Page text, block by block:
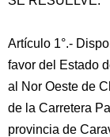
Artículo 1°.-
favor del Estado
al Nor Oeste de
de la Carretera
provincia de